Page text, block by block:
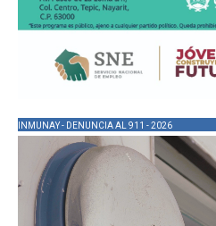
INMUNAY - DENUNCIA AL 911 - 2026